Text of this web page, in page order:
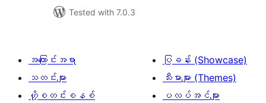
Tested with 7.0.3
အကြောင်းအရာ
သတင်းများ
ဟို့စတင်းစနစ်
ပြခန်း (Showcase)
သီးမားများ (Themes)
ပလပ်အင်များ